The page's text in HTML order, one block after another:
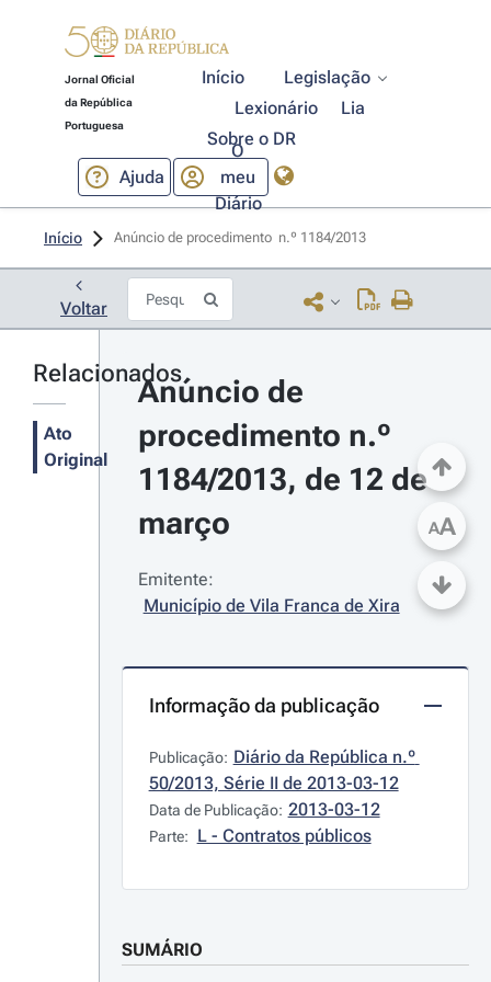
Jornal Oficial
da República
Portuguesa
Início
Legislação
Lexionário
Lia
Sobre o DR
Ajuda
O
meu
Diário
Início Anúncio de procedimento  n.º 1184/2013
Voltar
Relacionados
Ato
Original
Anúncio de
procedimento n.º
1184/2013, de 12 de
março
Emitente:
Município de Vila Franca de Xira
Informação da publicação
Publicação: Diário da República n.º
50/2013, Série II de 2013-03-12
Data de Publicação: 2013-03-12
Parte: L - Contratos públicos
SUMÁRIO
AA